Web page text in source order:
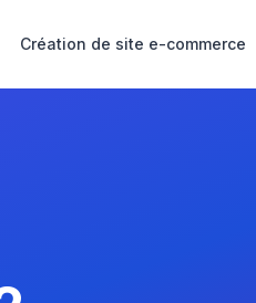
Création de site e-commerce